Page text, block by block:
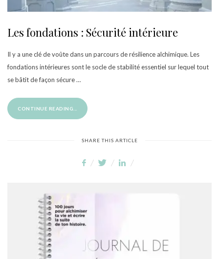
Les fondations : Sécurité intérieure
Il y a une clé de voûte dans un parcours de résilience alchimique. Les
fondations intérieures sont le socle de stabilité essentiel sur lequel tout
se bâtit de façon sécure …
CONTINUE READING...
SHARE THIS ARTICLE